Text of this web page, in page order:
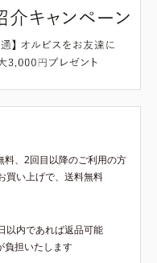
料、2回目以降のご利用の方
買い上げで、送料無料
以内であれば返品可能
担いたします